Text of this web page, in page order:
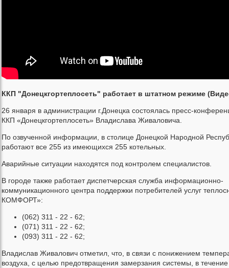
ККП "Донецкгортеплосеть" работает в штатном режиме
26 января в администрации г.Донецка состоялась пресс-
ККП «Донецкгортеплосеть» Владислава Живаловича.
По озвученной информации, в столице Донецкой Народной
работают все 255 из имеющихся 255 котельных.
Аварийные ситуации находятся под контролем специалистов.
В городе также работает диспетчерская служба информационно-
коммуникационного центра поддержки потребителей услуг
КОМФОРТ»:
(062) 311 - 22 - 62;
(071) 311 - 22 - 62;
(093) 311 - 22 - 62;
Владислав Живалович отметил, что, в связи с понижением
воздуха, с целью предотвращения замерзания системы, в течение